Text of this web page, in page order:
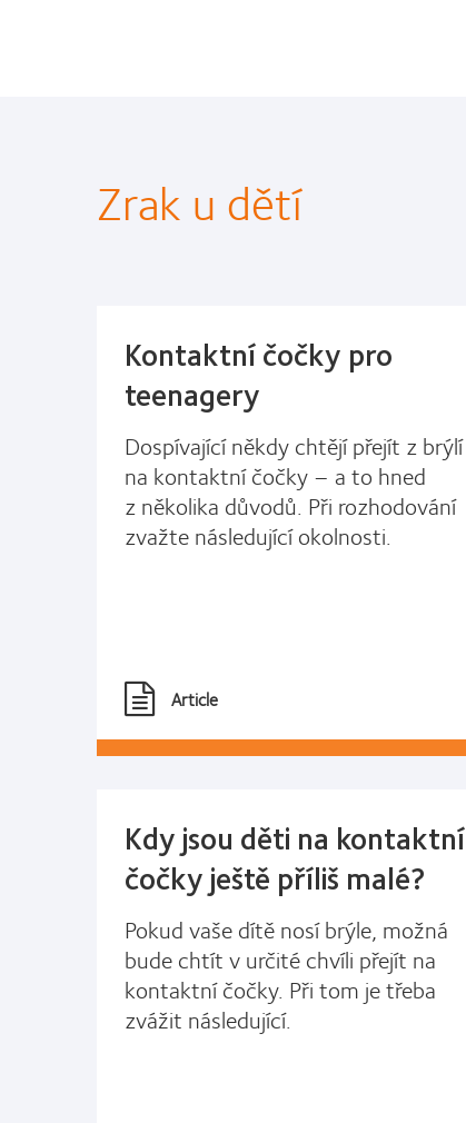
Zrak u dětí
Kontaktní čočky pro
teenagery
Dospívající někdy chtějí přejít z brýlí
na kontaktní čočky – a to hned
z několika důvodů. Při rozhodování
zvažte následující okolnosti.
Article
Kdy jsou děti na kontaktní
čočky ještě příliš malé?
Pokud vaše dítě nosí brýle, možná
bude chtít v určité chvíli přejít na
kontaktní čočky. Při tom je třeba
zvážit následující.